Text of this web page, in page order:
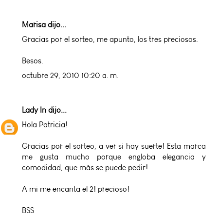
Marisa dijo...
Gracias por el sorteo, me apunto, los tres preciosos.
Besos.
octubre 29, 2010 10:20 a. m.
Lady In dijo...
Hola Patricia!
Gracias por el sorteo, a ver si hay suerte! Esta marca
me gusta mucho porque engloba elegancia y
comodidad, que más se puede pedir!
A mi me encanta el 2! precioso!
BSS